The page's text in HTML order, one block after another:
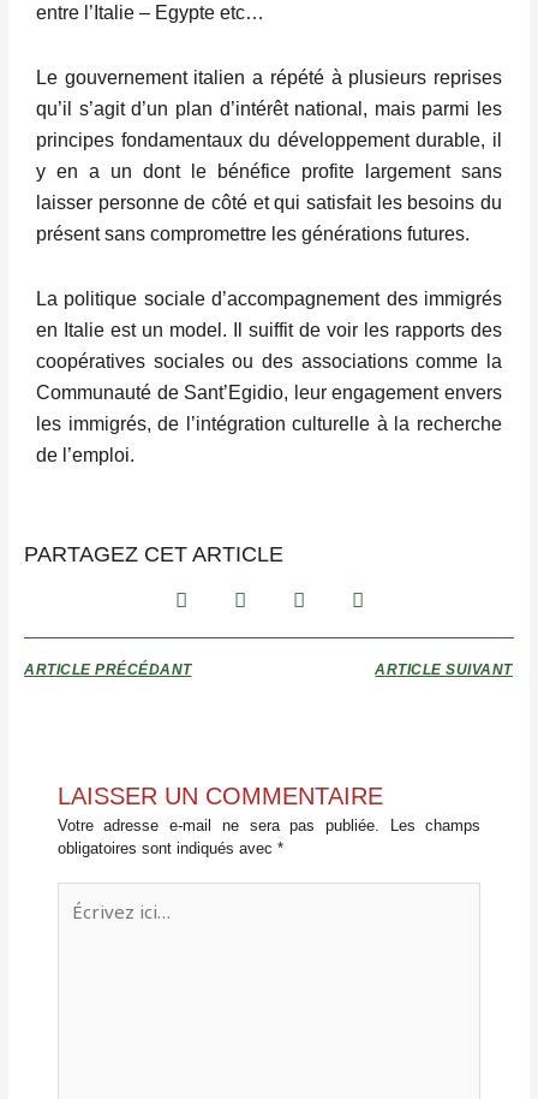
entre l’Italie – Egypte etc…
Le gouvernement italien a répété à plusieurs reprises
qu’il s’agit d’un plan d’intérêt national, mais parmi les
principes fondamentaux du développement durable, il
y en a un dont le bénéfice profite largement sans
laisser personne de côté et qui satisfait les besoins du
présent sans compromettre les générations futures.
La politique sociale d’accompagnement des immigrés
en Italie est un model. Il suiffit de voir les rapports des
coopératives sociales ou des associations comme la
Communauté de Sant’Egidio, leur engagement envers
les immigrés, de l’intégration culturelle à la recherche
de l’emploi.
PARTAGEZ CET ARTICLE
ARTICLE PRÉCÉDANT ARTICLE SUIVANT
LAISSER UN COMMENTAIRE
Votre adresse e-mail ne sera pas publiée.
Les champs
obligatoires sont indiqués avec *
ici…